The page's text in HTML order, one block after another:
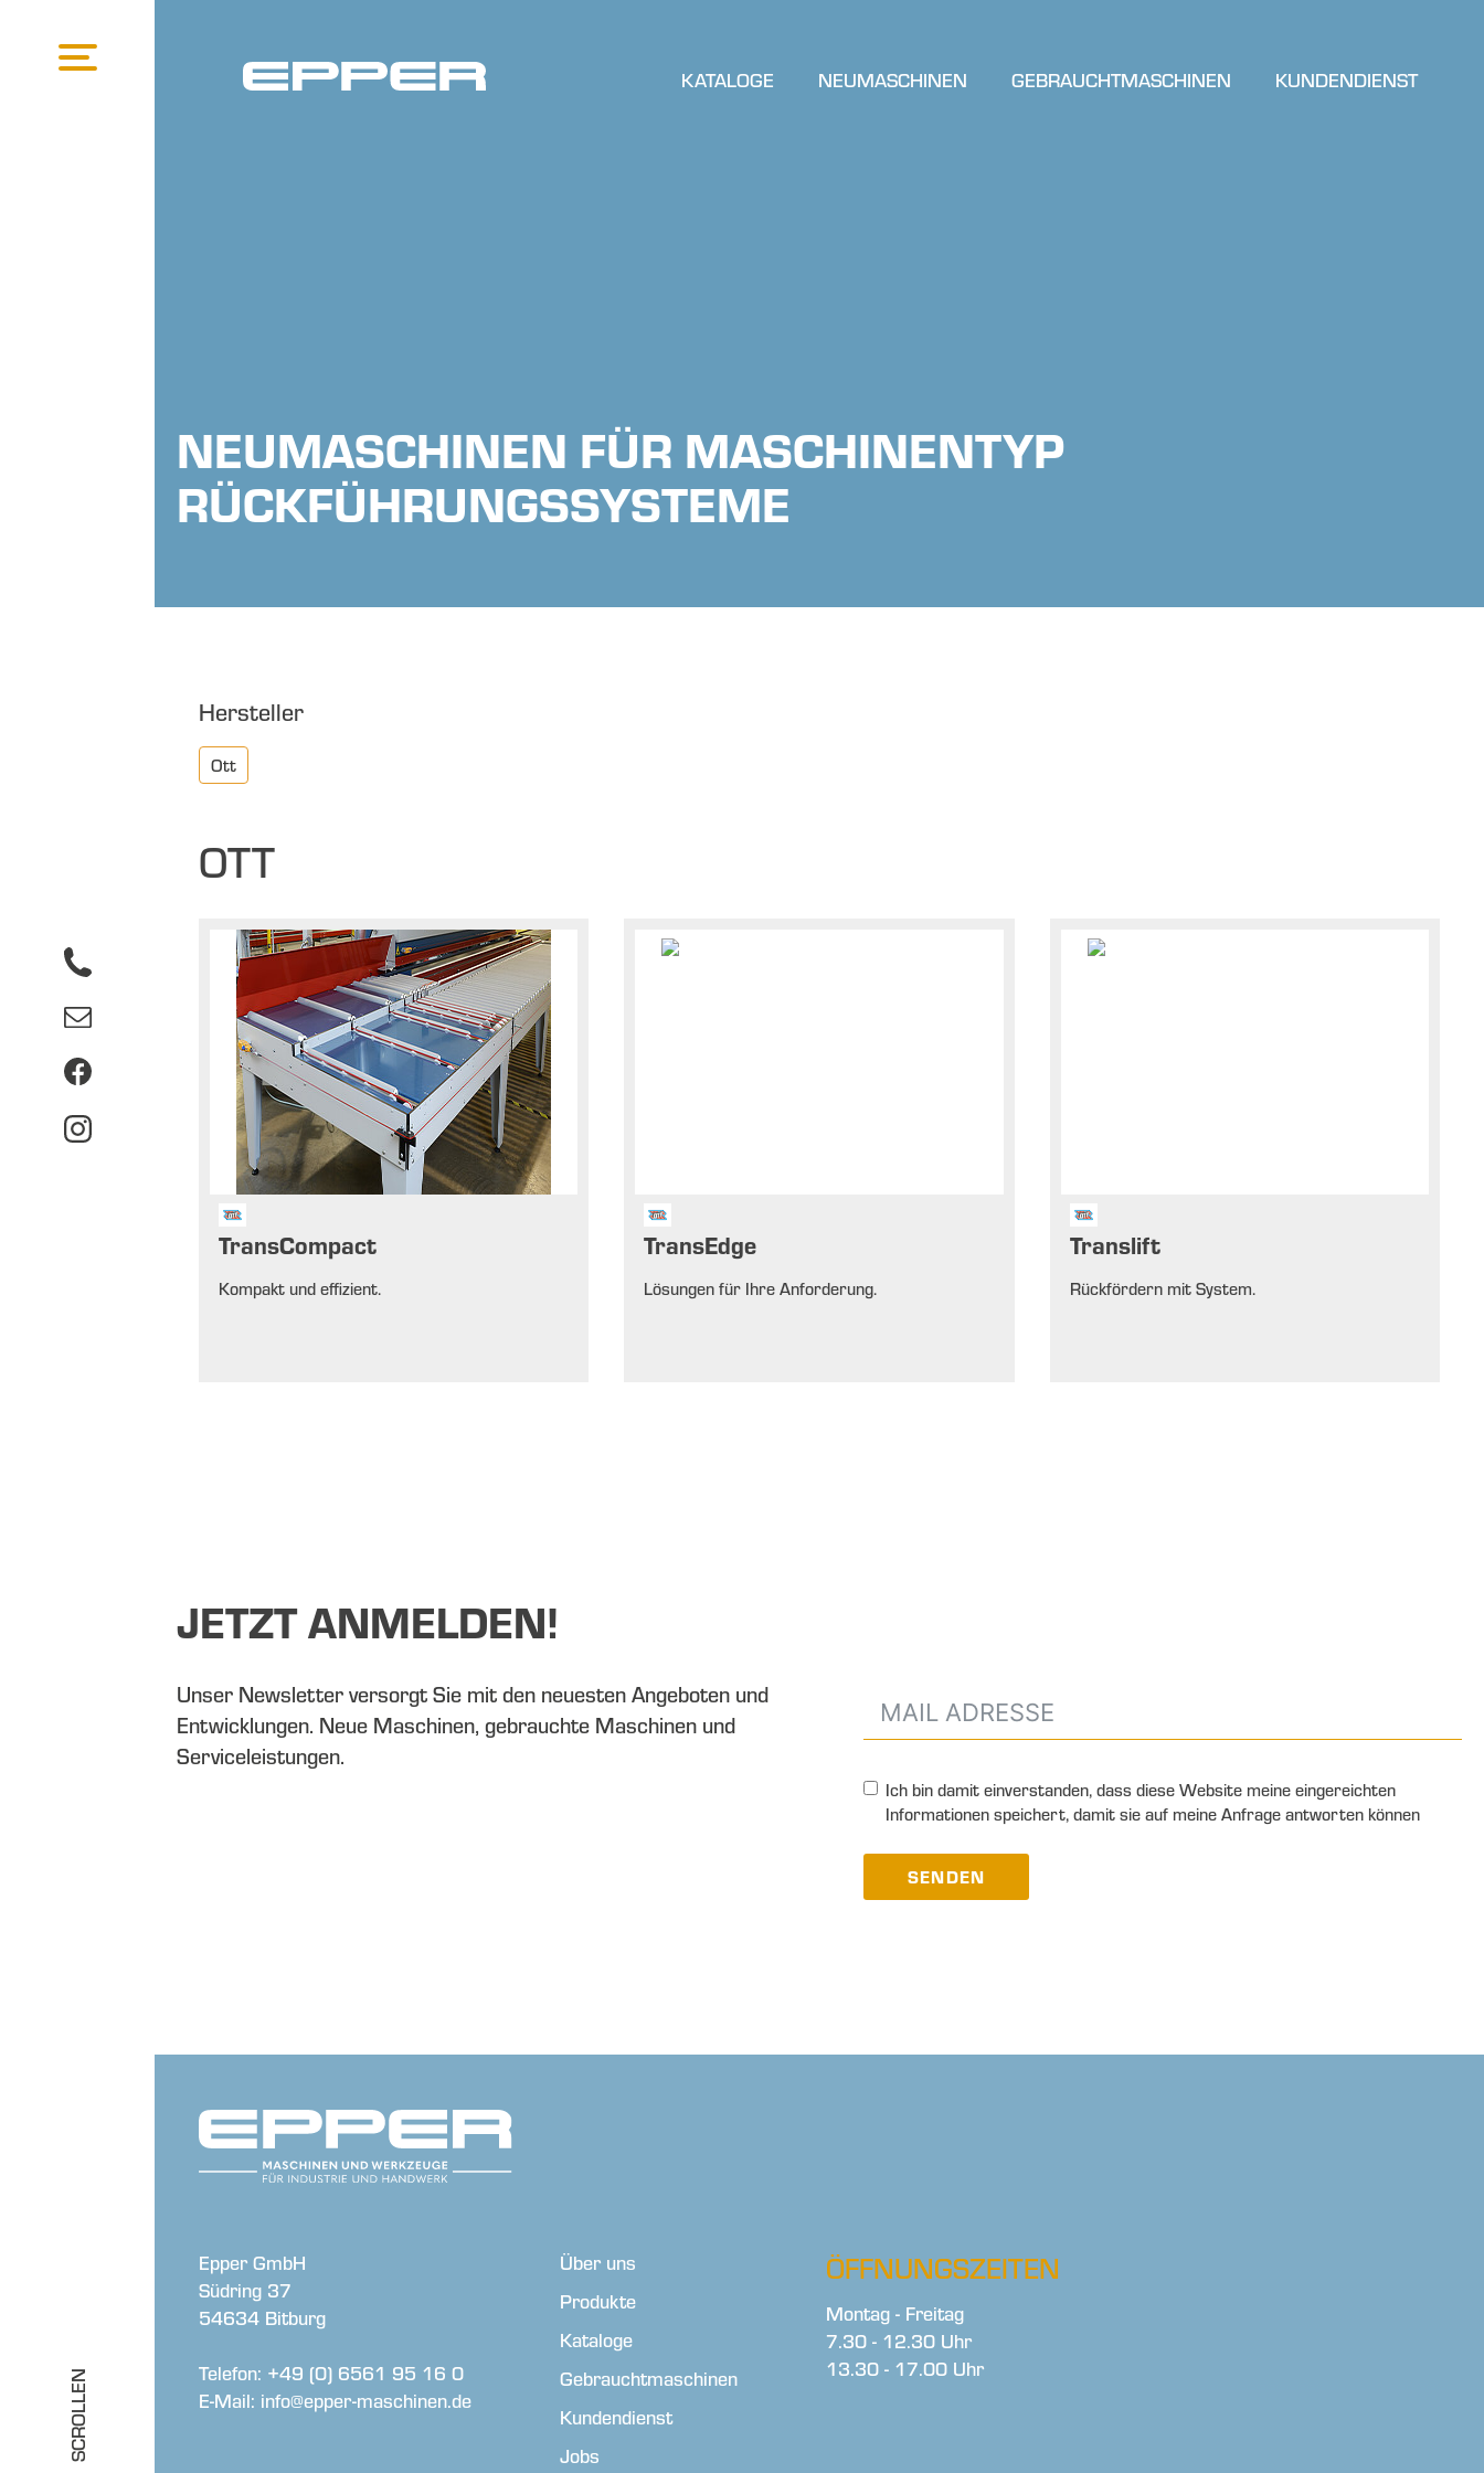
SCROLLEN
KATALOGE NEUMASCHINEN GEBRAUCHTMASCHINEN KUNDENDIENST
NEUMASCHINEN FÜR MASCHINENTYP
RÜCKFÜHRUNGSSYSTEME
Hersteller
Ott
OTT
TransCompact
Kompakt und effizient.
TransEdge
Lösungen für Ihre Anforderung.
Translift
Rückfördern mit System.
JETZT ANMELDEN!
Unser Newsletter versorgt Sie mit den neuesten Angeboten und
Entwicklungen. Neue Maschinen, gebrauchte Maschinen und
Serviceleistungen.
Ich bin damit einverstanden, dass diese Website meine eingereichten
Informationen speichert, damit sie auf meine Anfrage antworten können
SENDEN
Epper GmbH
Südring 37
54634 Bitburg
Telefon: +49 (0) 6561 95 16 0
E-Mail: info@epper-maschinen.de
Über uns
Produkte
Kataloge
Gebrauchtmaschinen
Kundendienst
Jobs
ÖFFNUNGSZEITEN
Montag - Freitag
7.30 - 12.30 Uhr
13.30 - 17.00 Uhr